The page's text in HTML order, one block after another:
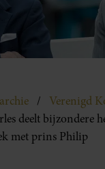
Verenigd
deelt bijzondere
met prins Philip